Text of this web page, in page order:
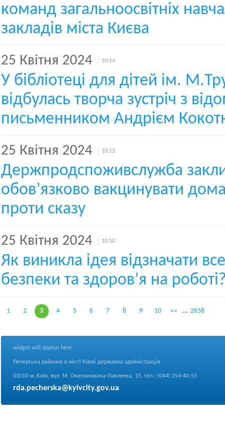
команд загальноосвітніх
закладів міста Києва
25 Квітня 2024 10:14
У бібліотеці для дітей ім.
відбулась творча зустріч з
письменником Андрієм
25 Квітня 2024 10:12
Держпродспоживслужба
обов’язково вакцинувати
проти сказу
25 Квітня 2024 10:10
Як виникла ідея відзначати
безпеки та здоров’я на
1 2 3 4 5 6 7 8 9 10 »» ... 2658
widget will appear here
Печерська районна в місті Києві державна адміністрація
01010 м. Київ, вул. М. Омеляновича-Павленка, 15, тел.: (044) 254-40-55
rda.pecherska@kyivcity.gov.ua